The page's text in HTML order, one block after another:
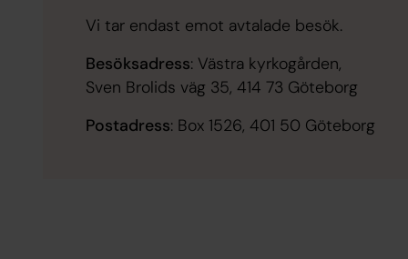
Vi tar endast emot avtalade besök.
Besöksadress: Västra kyrkogården,
Sven Brolids väg 35, 414 73 Göteborg
Postadress: Box 1526, 401 50 Göteborg